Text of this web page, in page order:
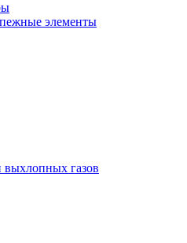
элементы
выхлопных газов